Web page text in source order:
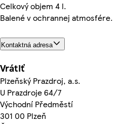
Celkový objem 4 l.
Balené v ochrannej atmosfére.
Kontaktná adresa
Vrátiť
Plzeňský Prazdroj, a.s.
U Prazdroje 64/7
Východní Předměstí
301 00 Plzeň